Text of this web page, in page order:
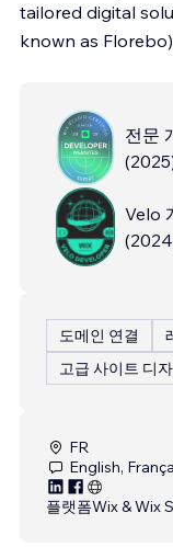
tailored digital
known as
전문
(2025
Velo
(2024
도메인 연결
고급 사이트 디
FR
English,
플랫폼Wix & Wix